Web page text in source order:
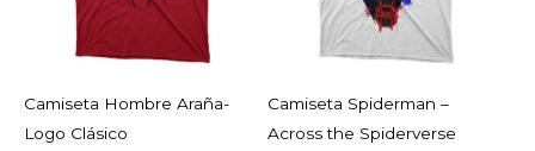
Camiseta Hombre Araña-
Logo Clásico
Camiseta Spiderman –
Across the Spiderverse